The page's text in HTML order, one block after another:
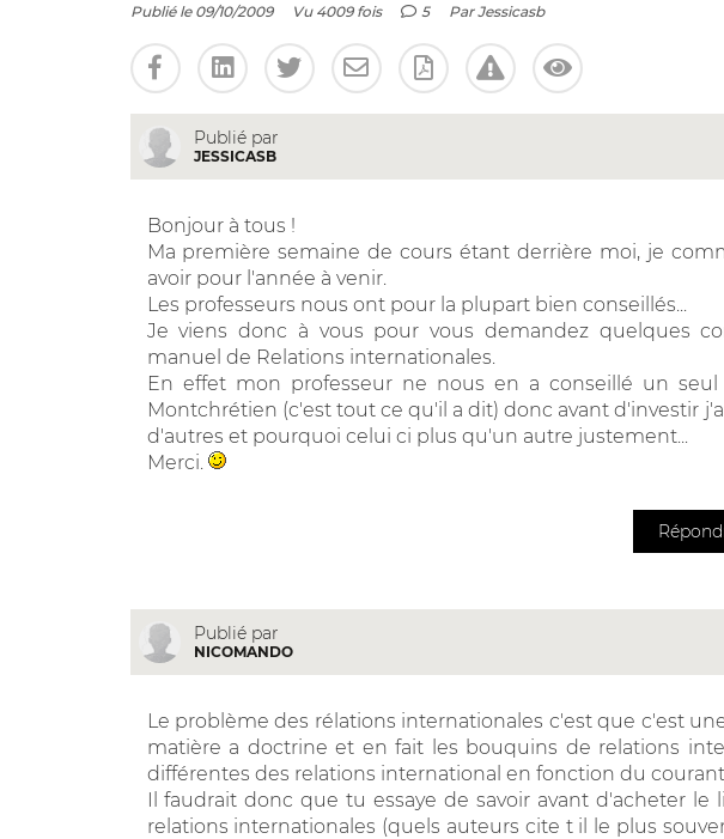
Publié le 09/10/2009 Vu 4009 fois 5 ParJessicasb
Publié par
JESSICASB
Bonjour à tous !
Ma première semaine de cours étant derrière moi, je
avoir pour l'année à venir.
Les professeurs nous ont pour la plupart bien conseillés...
Je viens donc à vous pour vous demandez quelques
manuel de Relations internationales.
En effet mon professeur ne nous en a conseillé un seul
Montchrétien (c'est tout ce qu'il a dit) donc avant d'investir
d'autres et pourquoi celui ci plus qu'un autre justement...
Merci.
Publié par
NICOMANDO
Le problème des rélations internationales c'est que c'est
matière a doctrine et en fait les bouquins de relations
différentes des relations international en fonction du
Il faudrait donc que tu essaye de savoir avant d'acheter
relations internationales (quels auteurs cite t il le plus